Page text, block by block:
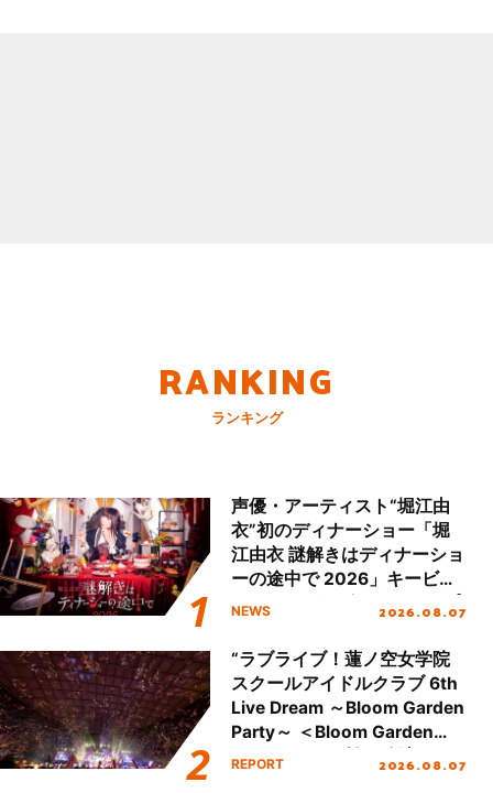
RANKING
ランキング
声優・アーティスト“堀江由
衣”初のディナーショー「堀
江由衣 謎解きはディナーショ
ーの途中で 2026」キービジ
ュアル＆グッズラインナップ
NEWS 2026.08.07
“ラブライブ！蓮ノ空女学院
スクールアイドルクラブ 6th
Live Dream ～Bloom Garden
Party～ ＜Bloom Garden
Party Stage／埼玉公演＞”
REPORT 2026.08.07